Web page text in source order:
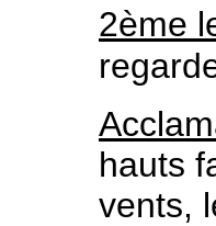
2ème
hauts
vents,